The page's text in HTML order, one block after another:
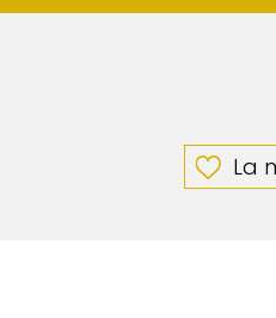
La